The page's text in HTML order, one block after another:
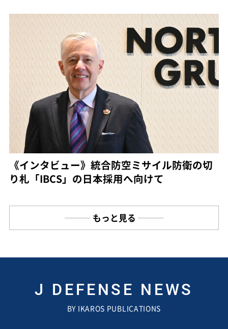
《インタビュー》統合防空ミサイル防衛の切
り札「IBCS」の日本採用へ向けて
もっと見る
J DEFENSE NEWS
BY IKAROS PUBLICATIONS